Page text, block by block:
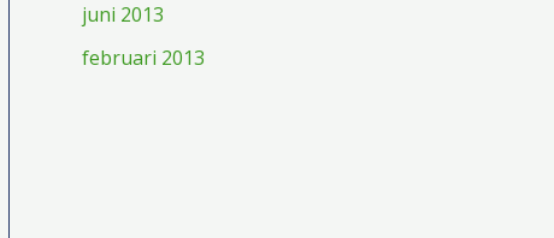
juni 2013
februari 2013